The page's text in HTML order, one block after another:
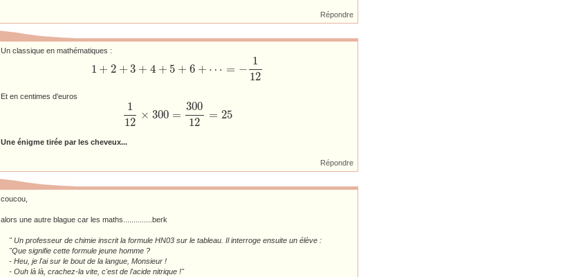
Répondre
Un classique en mathématiques :
1 + 2 + 3 + 4 + 5 + 6 + ⋯ = −
1
12
1+2+3 +4 +5 +6+ ⋯ =−1 12
Et en centimes d'euros
1
12
× 300 =
300
12
= 25
112×300 =30012=25
Une énigme tirée par les cheveux...
Répondre
coucou,
alors une autre blague car les maths..............berk
" Un professeur de chimie inscrit la formule HN03 sur le tableau. Il interroge ensuite un élève :
"Que signifie cette formule jeune homme ?
- Heu, je l'ai sur le bout de la langue, Monsieur !
- Ouh là là, crachez-la vite, c'est de l'acide nitrique !"